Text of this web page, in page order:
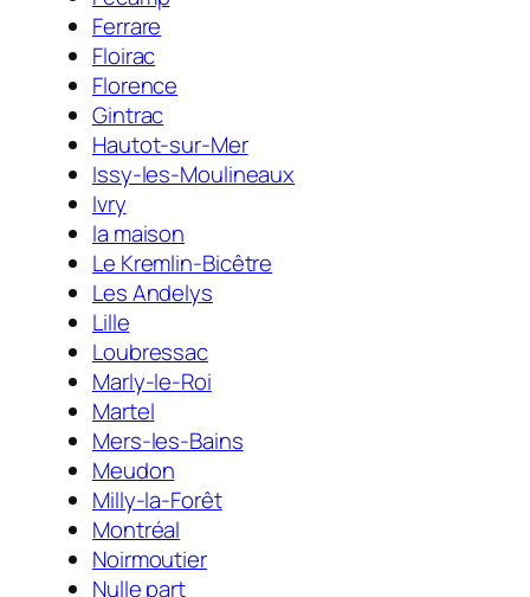
Ferrare
Floirac
Florence
Gintrac
Hautot-sur-Mer
Issy-les-Moulineaux
Ivry
la maison
Le Kremlin-Bicêtre
Les Andelys
Lille
Loubressac
Marly-le-Roi
Martel
Mers-les-Bains
Meudon
Milly-la-Forêt
Montréal
Noirmoutier
Nulle part